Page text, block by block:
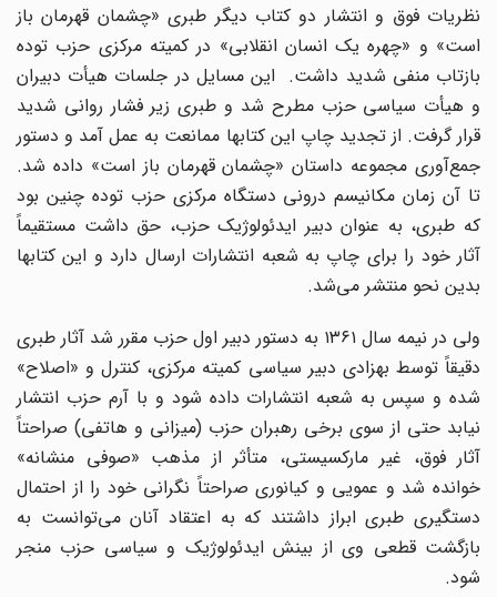
نظریات فوق و انتشار دو کتاب دیگر طبری «چشمان قهرمان باز
است» و «چهره یک انسان انقلابی» در کمیته مرکزی حزب توده
بازتاب منفی شدید داشت. این مسایل در جلسات هیأت دبیران
و هیأت سیاسی حزب مطرح شد و طبری زیر فشار روانی شدید
قرار گرفت. از تجدید چاپ این کتابها ممانعت به عمل آمد و دستور
جمع‌آوری مجموعه داستان «چشمان قهرمان باز است» داده شد.
تا آن زمان مکانیسم درونی دستگاه مرکزی حزب توده چنین بود
که طبری، به عنوان دبیر ایدئولوژیک حزب، حق داشت مستقیماً
آثار خود را برای چاپ به شعبه انتشارات ارسال دارد و این کتابها
بدین نحو منتشر می‌شد.
ولی در نیمه سال ۱۳۶۱ به دستور دبیر اول حزب مقرر شد آثار طبری
دقیقاً توسط بهزادی دبیر سیاسی کمیته مرکزی، کنترل و «اصلاح»
شده و سپس به شعبه انتشارات داده شود و با آرم حزب انتشار
نیابد حتی از سوی برخی رهبران حزب (میزانی و هاتفی) صراحتاً
آثار فوق، غیر مارکسیستی، متأثر از مذهب «صوفی منشانه»
خوانده شد و عمویی و کیانوری صراحتاً نگرانی خود را از احتمال
دستگیری طبری ابراز داشتند که به اعتقاد آنان می‌توانست به
بازگشت قطعی وی از بینش ایدئولوژیک و سیاسی حزب منجر
شود.